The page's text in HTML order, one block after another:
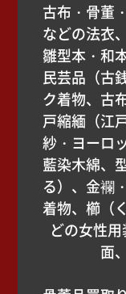
古布・骨董
などの法衣
雛型本・和
民芸品（古
ク着物、古
戸縮緬（江
紗・ヨーロ
藍染木綿、
る）、金襴
着物、櫛（
どの女性
面